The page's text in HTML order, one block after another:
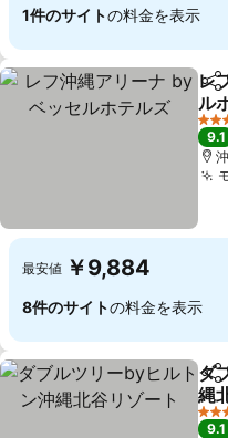
1件のサイトの料金を表示
シ
レ
ル
料
4 ホ
9.1
最安値 ￥9,884
8件のサイトの料金を表示
シ
ダ
縄
料
4 ホ
9.1